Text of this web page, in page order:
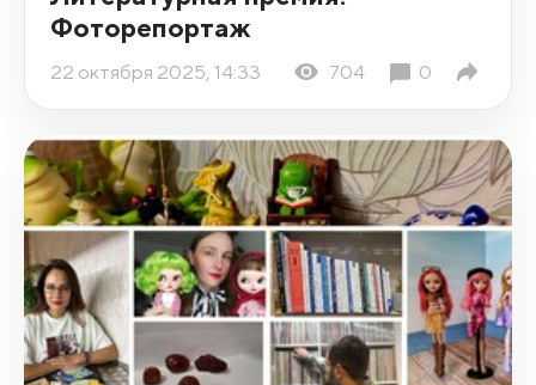
Фоторепортаж
22 октября 2025, 14:33 704 0